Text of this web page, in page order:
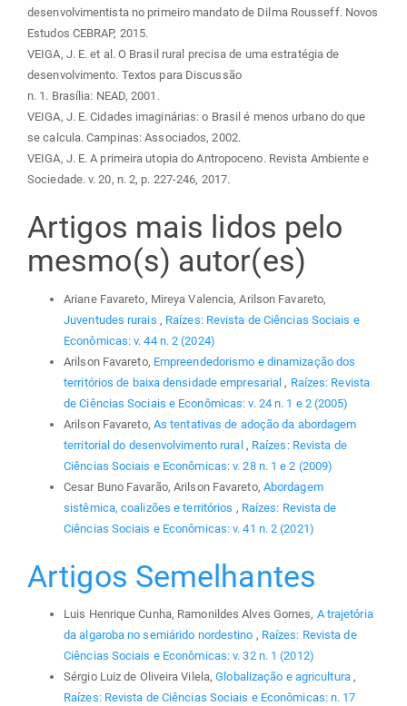
desenvolvimentista no primeiro mandato de Dilma Rousseff. Novos
Estudos CEBRAP, 2015.
VEIGA, J. E. et al. O Brasil rural precisa de uma estratégia de
desenvolvimento. Textos para Discussão
n. 1. Brasília: NEAD, 2001.
VEIGA, J. E. Cidades imaginárias: o Brasil é menos urbano do que
se calcula. Campinas: Associados, 2002.
VEIGA, J. E. A primeira utopia do Antropoceno. Revista Ambiente e
Sociedade. v. 20, n. 2, p. 227-246, 2017.
Artigos mais lidos pelo
mesmo(s) autor(es)
Ariane Favareto, Mireya Valencia, Arilson Favareto,
Juventudes rurais , Raízes: Revista de Ciências Sociais e
Econômicas: v. 44 n. 2 (2024)
Arilson Favareto, Empreendedorismo e dinamização dos
territórios de baixa densidade empresarial , Raízes: Revista
de Ciências Sociais e Econômicas: v. 24 n. 1 e 2 (2005)
Arilson Favareto, As tentativas de adoção da abordagem
territorial do desenvolvimento rural , Raízes: Revista de
Ciências Sociais e Econômicas: v. 28 n. 1 e 2 (2009)
Cesar Buno Favarão, Arilson Favareto, Abordagem
sistêmica, coalizões e territórios , Raízes: Revista de
Ciências Sociais e Econômicas: v. 41 n. 2 (2021)
Artigos Semelhantes
Luis Henrique Cunha, Ramonildes Alves Gomes, A trajetória
da algaroba no semiárido nordestino , Raízes: Revista de
Ciências Sociais e Econômicas: v. 32 n. 1 (2012)
Sérgio Luiz de Oliveira Vilela,Globalização e agricultura ,
Raízes: Revista de Ciências Sociais e Econômicas: n. 17